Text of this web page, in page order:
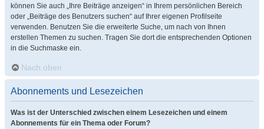
können Sie auch „Ihre Beiträge anzeigen“ in Ihrem persönlichen Bereich
oder „Beiträge des Benutzers suchen“ auf Ihrer eigenen Profilseite
verwenden. Benutzen Sie die erweiterte Suche, um nach von Ihnen
erstellen Themen zu suchen. Tragen Sie dort die entsprechenden Optionen
in die Suchmaske ein.
Nach oben
Abonnements und Lesezeichen
Was ist der Unterschied zwischen einem Lesezeichen und einem
Abonnements für ein Thema oder Forum?